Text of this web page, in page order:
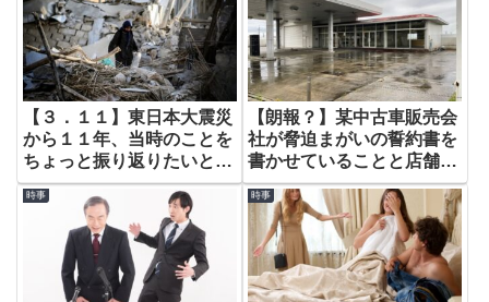
【３．１１】東日本大震災
から１１年、当時のことを
ちょっと振り返りたいと思
います。
【朗報？】某中古車販売会
社が脅迫まがいの誓約書を
書かせていることと店舗閉
鎖をはじめた話。 ～倒産
までのカウントダウンか？
時事 時事